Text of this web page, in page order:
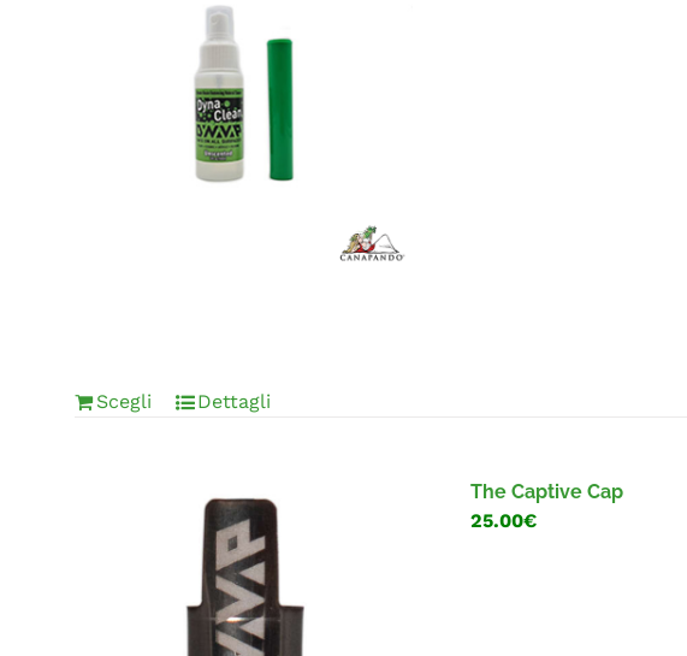
Scegli Dettagli
The Captive Cap
25.00€